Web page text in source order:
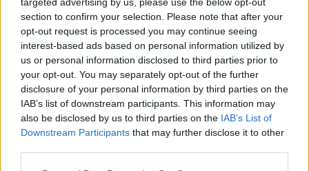
section to confirm your selection. Please note that after your
opt-out request is processed you may continue seeing
interest-based ads based on personal information utilized by
us or personal information disclosed to third parties prior to
your opt-out. You may separately opt-out of the further
disclosure of your personal information by third parties on the
IAB’s list of downstream participants. This information may
also be disclosed by us to third parties on the IAB’s List of
Downstream Participants that may further disclose it to other
Commenti
Nessun commento presente